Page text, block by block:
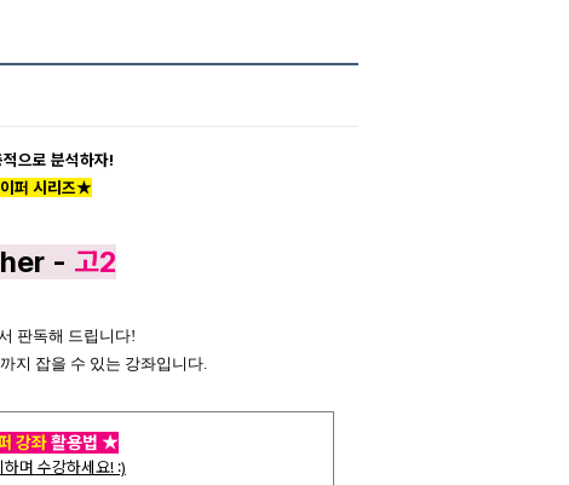
으로 분석하자!
퍼 시리즈★
- 고2
판독해 드립니다!
지 잡을 수 있는 강좌입니다.
강좌활용법 ★
며 수강하세요! :)